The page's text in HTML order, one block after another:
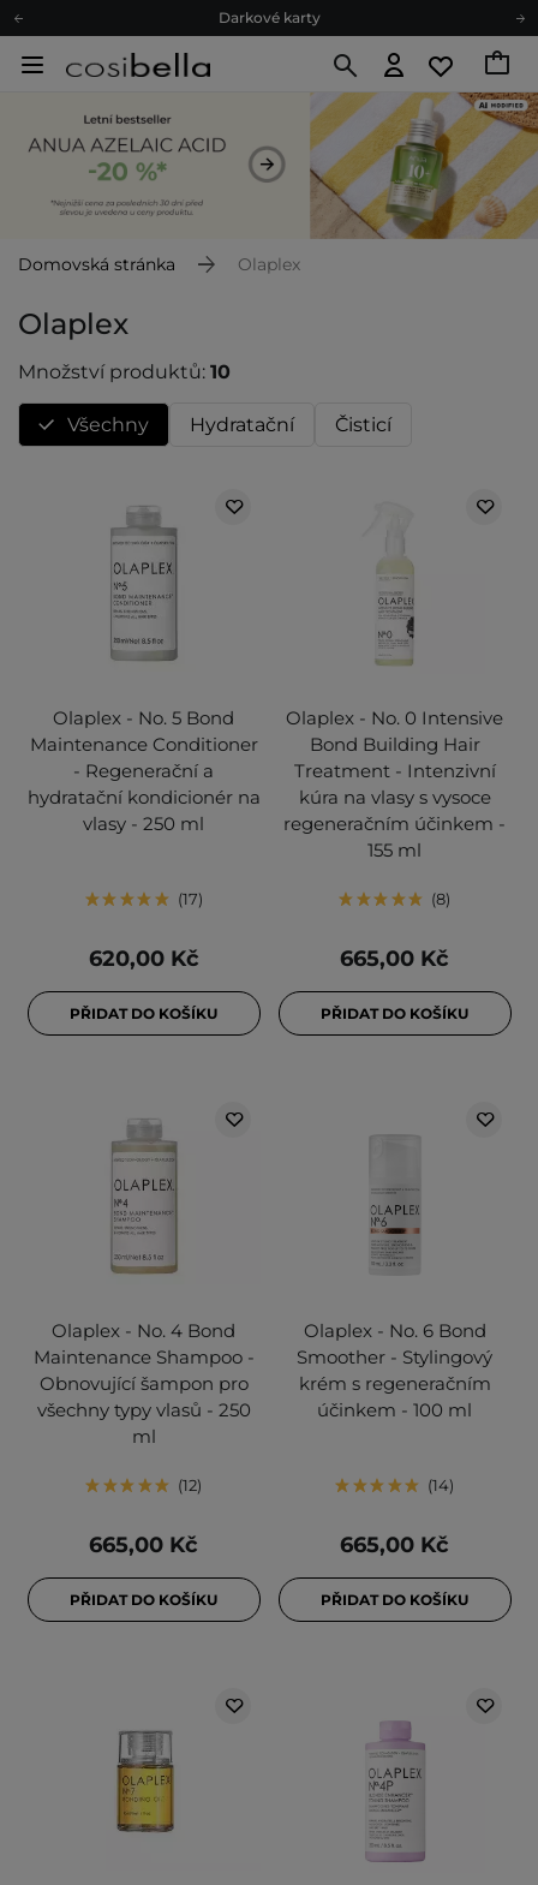
Darkové karty
Odeslání do 24 hod.
Darkové karty
Ekologické balení
Domovská stránka Olaplex
Olaplex
Množství produktů: 10
Všechny Hydratační Čisticí
Olaplex - No. 5 Bond
Maintenance Conditioner
- Regenerační a
hydratační kondicionér na
vlasy - 250 ml
17
620,00 Kč
PŘIDAT DO KOŠÍKU
Olaplex - No. 0 Intensive
Bond Building Hair
Treatment - Intenzivní
kúra na vlasy s vysoce
regeneračním účinkem -
155 ml
8
665,00 Kč
PŘIDAT DO KOŠÍKU
Olaplex - No. 4 Bond
Maintenance Shampoo -
Obnovující šampon pro
všechny typy vlasů - 250
ml
12
665,00 Kč
PŘIDAT DO KOŠÍKU
Olaplex - No. 6 Bond
Smoother - Stylingový
krém s regeneračním
účinkem - 100 ml
14
665,00 Kč
PŘIDAT DO KOŠÍKU